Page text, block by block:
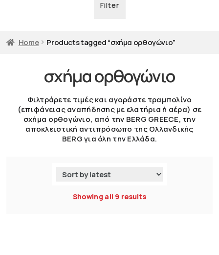
Filter
Home Products tagged “σχήμα ορθογώνιο”
σχήμα ορθογώνιο
Φιλτράρετε τιμές και αγοράστε τραμπολίνο
(επιφάνειας αναπήδησης με ελατήρια ή αέρα) σε
σχήμα ορθογώνιο, από την BERG GREECE, την
αποκλειστική αντιπρόσωπο της Ολλανδικής
BERG για όλη την Ελλάδα.
Showing all 9 results